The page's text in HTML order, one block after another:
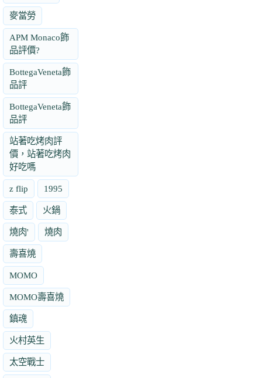
麥當勞
APM Monaco飾
品評價?
BottegaVeneta飾
品評
BottegaVeneta飾
品評
站著吃烤肉評
價，站著吃烤肉
好吃嗎
z flip 1995
泰式 火鍋
燒肉' 燒肉
壽喜燒
MOMO
MOMO壽喜燒
鎮魂
火村英生
太空戰士